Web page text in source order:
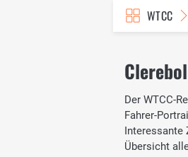
WTCC
Der WTCC-
Fahrer-
Interessante
Übersicht